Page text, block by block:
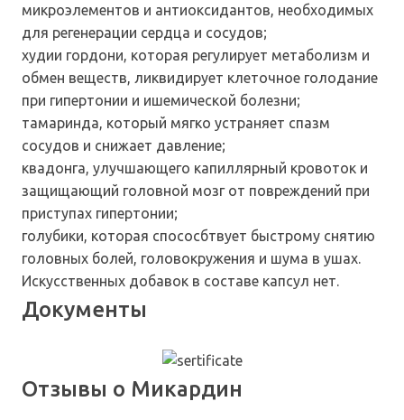
микроэлементов и антиоксидантов, необходимых
для регенерации сердца и сосудов;
худии гордони, которая регулирует метаболизм и
обмен веществ, ликвидирует клеточное голодание
при гипертонии и ишемической болезни;
тамаринда, который мягко устраняет спазм
сосудов и снижает давление;
квадонга, улучшающего капиллярный кровоток и
защищающий головной мозг от повреждений при
приступах гипертонии;
голубики, которая спососбтвует быстрому снятию
головных болей, головокружения и шума в ушах.
Искусственных добавок в составе капсул нет.
Документы
Отзывы о Микардин